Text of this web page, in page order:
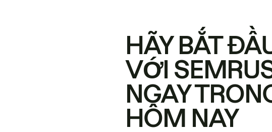
HÃY BẮT
VỚI
NGAY
HÔM NAY